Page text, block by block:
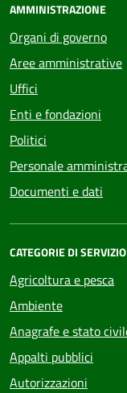
AMMINISTRAZIONE
Organi di governo
Aree amministrative
Uffici
Enti e fondazioni
Politici
Personale
Documenti e dati
CATEGORIE DI SERVIZIO
Agricoltura e pesca
Ambiente
Anagrafe e stato
Appalti pubblici
Autorizzazioni